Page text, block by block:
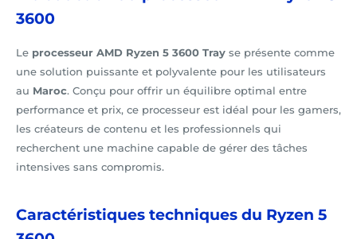
3600
Le processeur AMD Ryzen 5 3600 Tray se présente comme
une solution puissante et polyvalente pour les utilisateurs
au Maroc. Conçu pour offrir un équilibre optimal entre
performance et prix, ce processeur est idéal pour les gamers,
les créateurs de contenu et les professionnels qui
recherchent une machine capable de gérer des tâches
intensives sans compromis.
Caractéristiques techniques du Ryzen 5